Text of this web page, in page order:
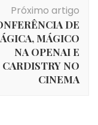
Próximo artigo
DE
MÁGICO
NA OPENAI E
CARDISTRY NO
CINEMA